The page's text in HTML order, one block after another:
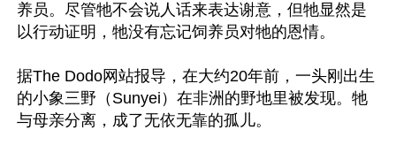
养员。尽管牠不会说人话来表达谢意，但牠显然是
以行动证明，牠没有忘记饲养员对牠的恩情。
据The Dodo网站报导，在大约20年前，一头刚出生
的小象三野（Sunyei）在非洲的野地里被发现。牠
与母亲分离，成了无依无靠的孤儿。